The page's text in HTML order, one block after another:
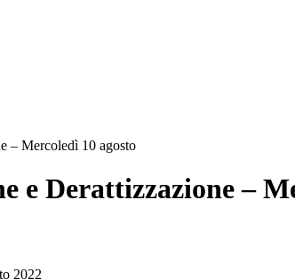
– Mercoledì 10 agosto
e Derattizzazione –
2022